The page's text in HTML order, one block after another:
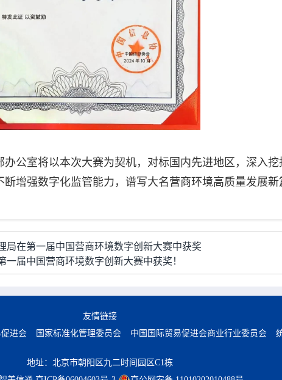
办公室将以本次大赛为契机，对标国内先进地区，深入
增强数字化监管能力，谱写大名营商环境高质量发展新
局在第一届中国营商环境数字创新大赛中获奖
届中国营商环境数字创新大赛中获奖！
友情链接
进会 国家标准化管理委员会 中国国际贸易促进会商业行业委员会
地址：北京市朝阳区九二时间园区C1栋